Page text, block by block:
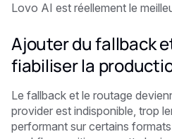
Lovo AI est réellement le
Ajouter du fallback
fiabiliser la
Le fallback et le routage
provider est indisponible, trop
performant sur certains